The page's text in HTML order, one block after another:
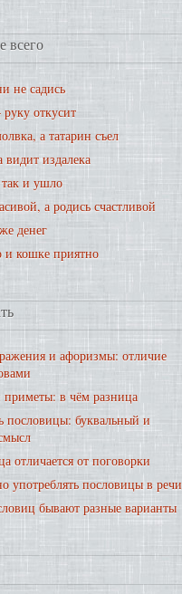
всего
не садись
откусит
а татарин съел
издалека
и ушло
а родись счастливой
денег
и кошке приятно
и афоризмы: отличие
в чём разница
пословицы: буквальный и
отличается от поговорки
употреблять пословицы в речи
бывают разные варианты